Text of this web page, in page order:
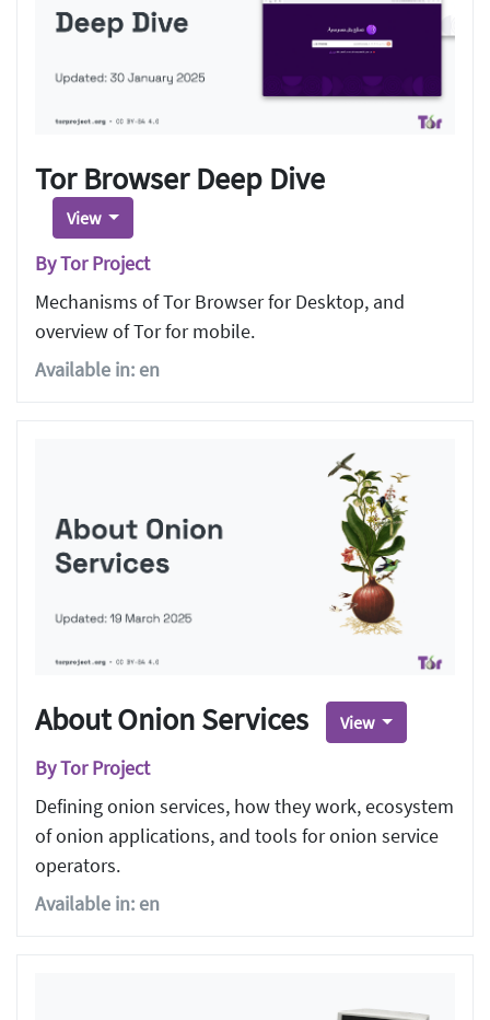
Tor Browser Deep Dive
View
By Tor Project
Mechanisms of Tor Browser for Desktop, and
overview of Tor for mobile.
Available in: en
About Onion Services View
By Tor Project
Defining onion services, how they work, ecosystem
of onion applications, and tools for onion service
operators.
Available in: en